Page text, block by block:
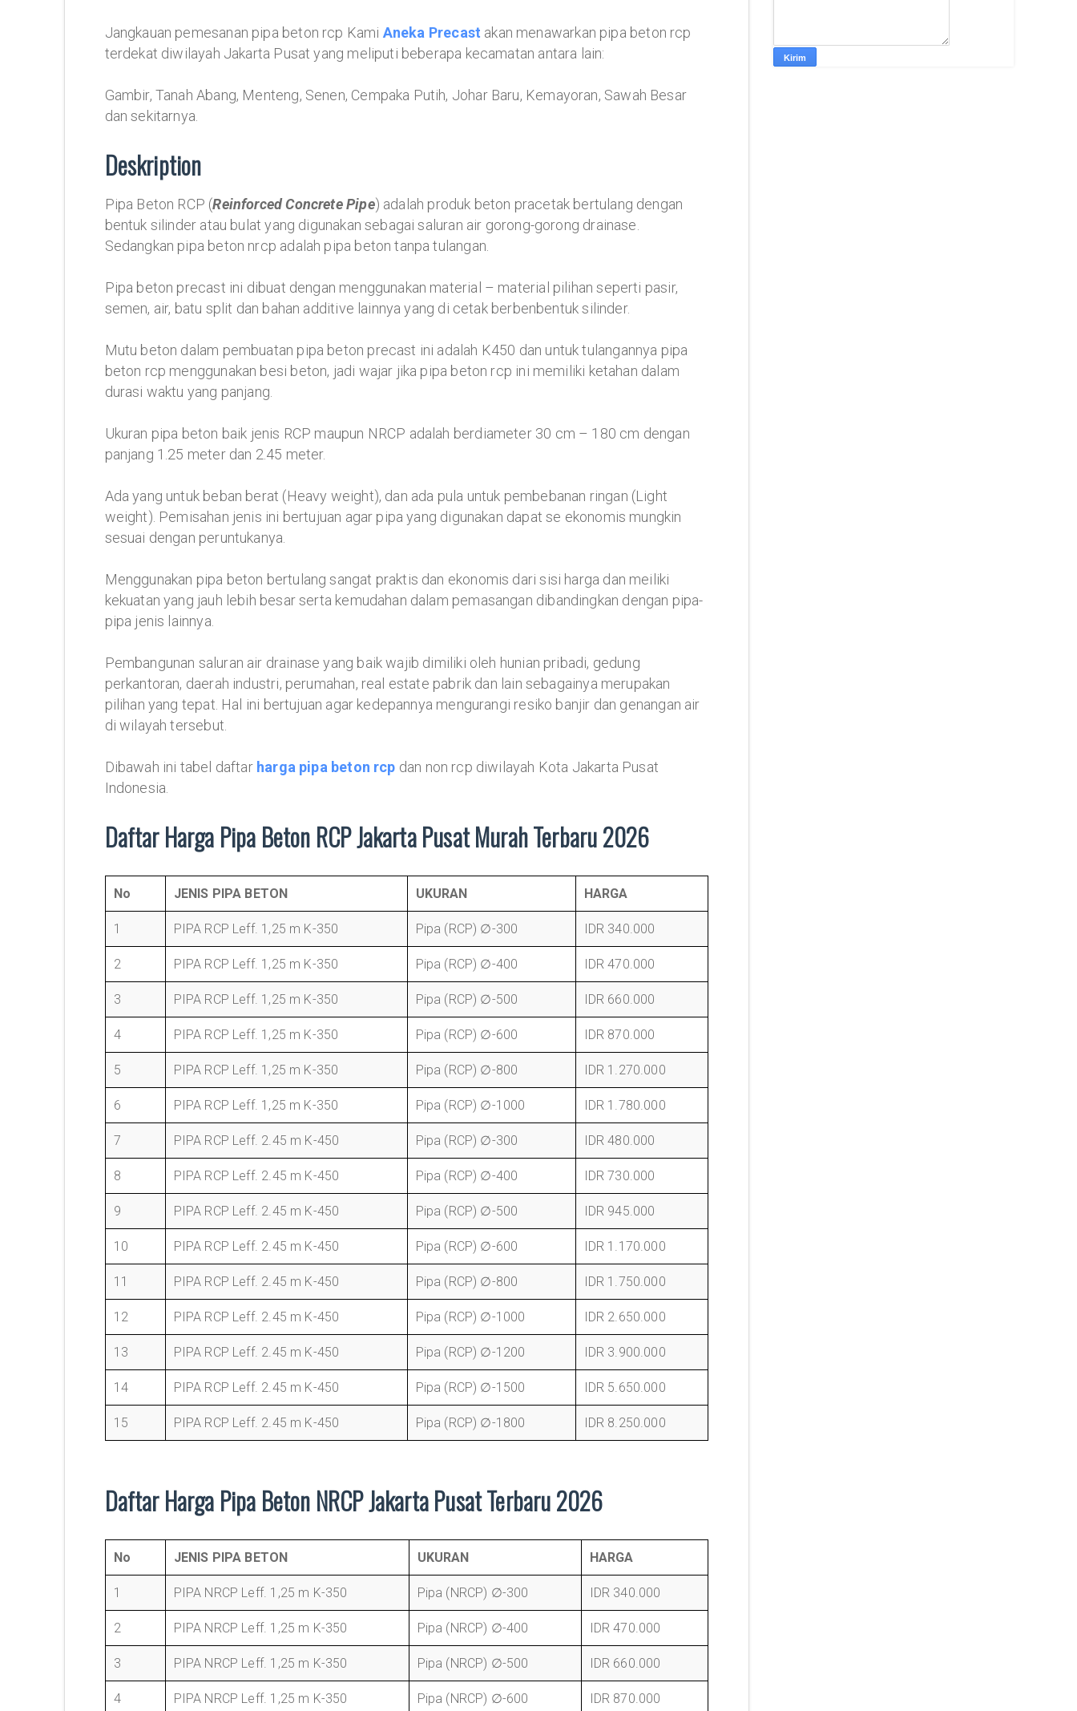
Jangkauan pemesanan pipa beton rcp Kami Aneka Precast akan menawarkan pipa beton rcp
terdekat diwilayah Jakarta Pusat yang meliputi beberapa kecamatan antara lain:
Gambir, Tanah Abang, Menteng, Senen, Cempaka Putih, Johar Baru, Kemayoran, Sawah Besar
dan sekitarnya.
Deskription
Pipa Beton RCP (Reinforced Concrete Pipe) adalah produk beton pracetak bertulang dengan
bentuk silinder atau bulat yang digunakan sebagai saluran air gorong-gorong drainase.
Sedangkan pipa beton nrcp adalah pipa beton tanpa tulangan.
Pipa beton precast ini dibuat dengan menggunakan material – material pilihan seperti pasir,
semen, air, batu split dan bahan additive lainnya yang di cetak berbenbentuk silinder.
Mutu beton dalam pembuatan pipa beton precast ini adalah K450 dan untuk tulangannya pipa
beton rcp menggunakan besi beton, jadi wajar jika pipa beton rcp ini memiliki ketahan dalam
durasi waktu yang panjang.
Ukuran pipa beton baik jenis RCP maupun NRCP adalah berdiameter 30 cm – 180 cm dengan
panjang 1.25 meter dan 2.45 meter.
Ada yang untuk beban berat (Heavy weight), dan ada pula untuk pembebanan ringan (Light
weight). Pemisahan jenis ini bertujuan agar pipa yang digunakan dapat se ekonomis mungkin
sesuai dengan peruntukanya.
Menggunakan pipa beton bertulang sangat praktis dan ekonomis dari sisi harga dan meiliki
kekuatan yang jauh lebih besar serta kemudahan dalam pemasangan dibandingkan dengan pipa-
pipa jenis lainnya.
Pembangunan saluran air drainase yang baik wajib dimiliki oleh hunian pribadi, gedung
perkantoran, daerah industri, perumahan, real estate pabrik dan lain sebagainya merupakan
pilihan yang tepat. Hal ini bertujuan agar kedepannya mengurangi resiko banjir dan genangan air
di wilayah tersebut.
Dibawah ini tabel daftar harga pipa beton rcp dan non rcp diwilayah Kota Jakarta Pusat
Indonesia.
Daftar Harga Pipa Beton RCP Jakarta Pusat Murah Terbaru 2026
No JENIS PIPA BETON UKURAN HARGA
1 PIPA RCP Leff. 1,25 m K-350 Pipa (RCP) ∅-300 IDR 340.000
2 PIPA RCP Leff. 1,25 m K-350 Pipa (RCP) ∅-400 IDR 470.000
3 PIPA RCP Leff. 1,25 m K-350 Pipa (RCP) ∅-500 IDR 660.000
4 PIPA RCP Leff. 1,25 m K-350 Pipa (RCP) ∅-600 IDR 870.000
5 PIPA RCP Leff. 1,25 m K-350 Pipa (RCP) ∅-800 IDR 1.270.000
6 PIPA RCP Leff. 1,25 m K-350 Pipa (RCP) ∅-1000 IDR 1.780.000
7 PIPA RCP Leff. 2.45 m K-450 Pipa (RCP) ∅-300 IDR 480.000
8 PIPA RCP Leff. 2.45 m K-450 Pipa (RCP) ∅-400 IDR 730.000
9 PIPA RCP Leff. 2.45 m K-450 Pipa (RCP) ∅-500 IDR 945.000
10 PIPA RCP Leff. 2.45 m K-450 Pipa (RCP) ∅-600 IDR 1.170.000
11 PIPA RCP Leff. 2.45 m K-450 Pipa (RCP) ∅-800 IDR 1.750.000
12 PIPA RCP Leff. 2.45 m K-450 Pipa (RCP) ∅-1000 IDR 2.650.000
13 PIPA RCP Leff. 2.45 m K-450 Pipa (RCP) ∅-1200 IDR 3.900.000
14 PIPA RCP Leff. 2.45 m K-450 Pipa (RCP) ∅-1500 IDR 5.650.000
15 PIPA RCP Leff. 2.45 m K-450 Pipa (RCP) ∅-1800 IDR 8.250.000
Daftar Harga Pipa Beton NRCP Jakarta Pusat Terbaru 2026
No JENIS PIPA BETON UKURAN HARGA
1 PIPA NRCP Leff. 1,25 m K-350 Pipa (NRCP) ∅-300 IDR 340.000
2 PIPA NRCP Leff. 1,25 m K-350 Pipa (NRCP) ∅-400 IDR 470.000
3 PIPA NRCP Leff. 1,25 m K-350 Pipa (NRCP) ∅-500 IDR 660.000
4 PIPA NRCP Leff. 1,25 m K-350 Pipa (NRCP) ∅-600 IDR 870.000